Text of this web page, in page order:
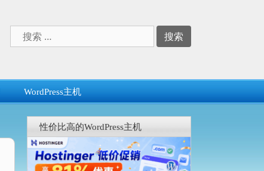
索：
WordPress主机
性价比高的WordPress主机